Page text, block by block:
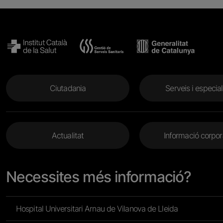
Menu Footer
Ciutadania Serveis i
Menu Footer 2
Actualitat Informació
Necessites més informació?
Hospital Universitari Arnau de Vilanova de Lleida